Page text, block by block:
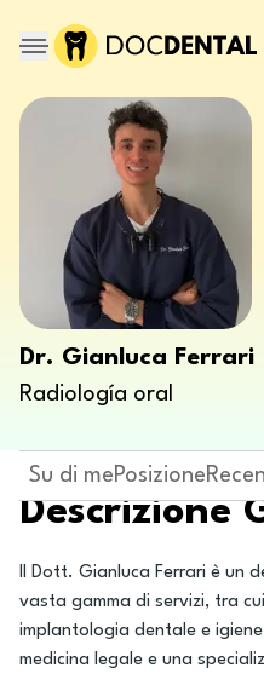
Dr. Gianluca Ferrari
Radiología oral
Su di mePosizione
Descrizione
Il Dott. Gianluca Ferrari è un
vasta gamma di servizi, tra
implantologia dentale e
medicina legale e una